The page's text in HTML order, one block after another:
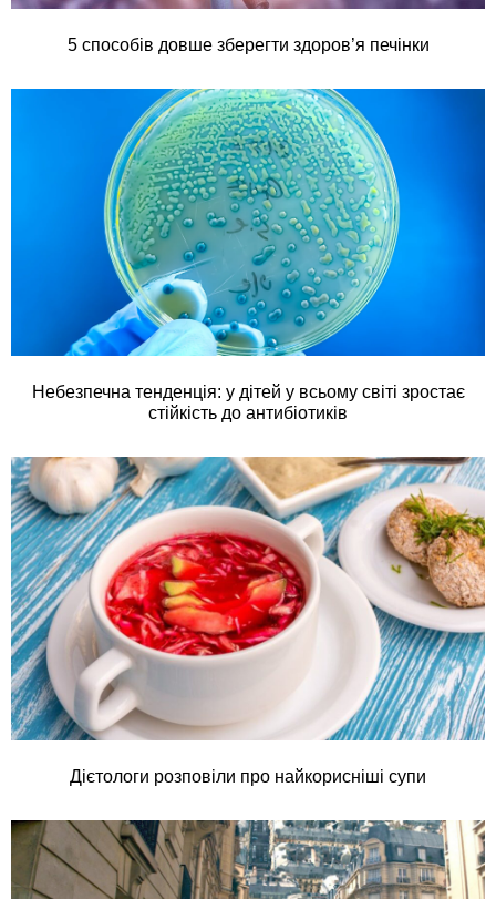
5 способів довше зберегти здоров’я печінки
Небезпечна тенденція: у дітей у всьому світі зростає
стійкість до антибіотиків
Дієтологи розповіли про найкорисніші супи